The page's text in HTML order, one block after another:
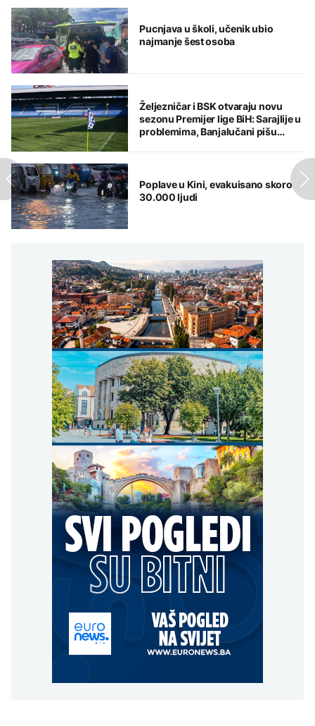
Pucnjava u školi, učenik ubio
najmanje šest osoba
Željezničar i BSK otvaraju novu
sezonu Premijer lige BiH: Sarajlije u
problemima, Banjalučani pišu
Poplave u Kini, evakuisano skoro
30.000 ljudi